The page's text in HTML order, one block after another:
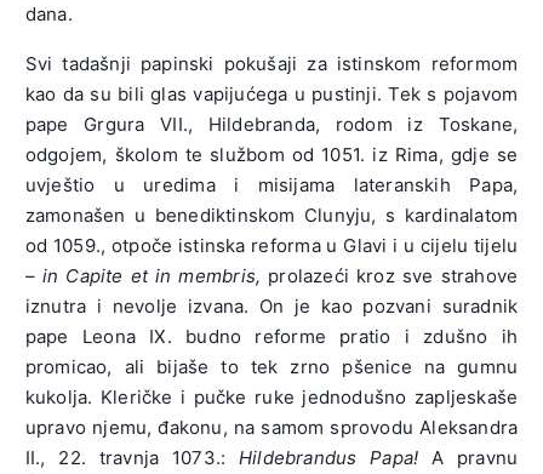
dana.
Svi tadašnji papinski pokušaji za istinskom reformom
kao da su bili glas vapijućega u pustinji. Tek s pojavom
pape Grgura VII., Hildebranda, rodom iz Toskane,
odgojem, školom te službom od 1051. iz Rima, gdje se
uvještio u uredima i misijama lateranskih Papa,
zamonašen u benediktinskom Clunyju, s kardinalatom
od 1059., otpoče istinska reforma u Glavi i u cijelu tijelu
– in Capite et in membris, prolazeći kroz sve strahove
iznutra i nevolje izvana. On je kao pozvani suradnik
pape Leona IX. budno reforme pratio i zdušno ih
promicao, ali bijaše to tek zrno pšenice na gumnu
kukolja. Kleričke i pučke ruke jednodušno zapljeskaše
upravo njemu, đakonu, na samom sprovodu Aleksandra
II., 22. travnja 1073.: Hildebrandus Papa! A pravnu